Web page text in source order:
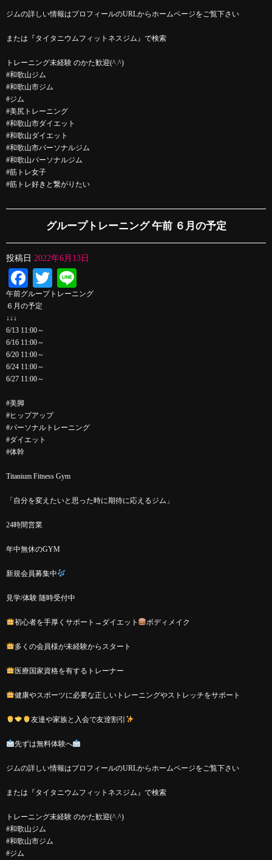
ジムの詳しい情報はプロフィールのURLからホームページをご覧下さい
または『タイタニウムフィットネスジム』で検索
トレーニング未経験 のかた歓迎(^.^)
#和歌山ジム
#和歌山市ジム
#ジム
#美尻トレーニング
#和歌山市ダイエット
#和歌山ダイエット
#和歌山市パーソナルジム
#和歌山パーソナルジム
#筋トレ女子
#筋トレ好きと繋がりたい
グループトレーニング 午前 ６月の予定
投稿日 2022年6月13日
Facebook
Twitter
午前グループトレーニング
６月の予定
↓↓↓
6/13 11:00～
6/16 11:00～
6/20 11:00～
6/24 11:00～
6/27 11:00～
#美脚
#ヒップアップ
#パーソナルトレーニング
#ダイエット
#体幹
Titanium Fitness Gym
「自分を変えたいと思った時に期待に応えるジム」
24時間営業
年中無休のGYM
新規会員募集中
見学/体験 随時受付中
初心者を手厚くサポート→ダイエット ボディメイク
多くの会員様が未経験からスタート
医療国家資格を有するトレーナー
健康やスポーツに必要な正しいトレーニングやストレッチをサポート
友達や家族と入会で友逹割引
先ずは無料体験へ
ジムの詳しい情報はプロフィールのURLからホームページをご覧下さい
または『タイタニウムフィットネスジム』で検索
トレーニング未経験 のかた歓迎(^.^)
#和歌山ジム
#和歌山市ジム
#ジム